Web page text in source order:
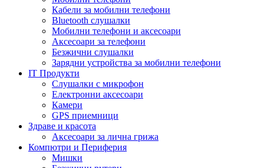
Кабели за мобилни телефони
Bluetooth слушалки
Мобилни телефони и аксесоари
Аксесоари за телефони
Безжични слушалки
Зарядни устройства за мобилни телефони
IT Продукти
Слушалки с микрофон
Електронни аксесоари
Камери
GPS приемници
Здраве и красота
Аксесоари за лична грижа
Компютри и Периферия
Мишки